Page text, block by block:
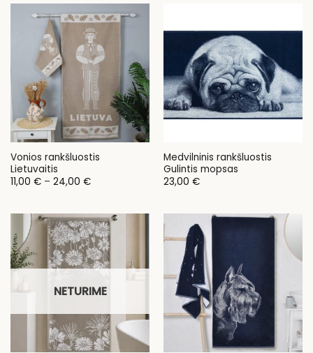
Vonios rankšluostis
Lietuvaitis
11,00 € – 24,00 €Price
24,00 €
Medvilninis rankšluostis
Gulintis mopsas
23,00 €
NETURIME